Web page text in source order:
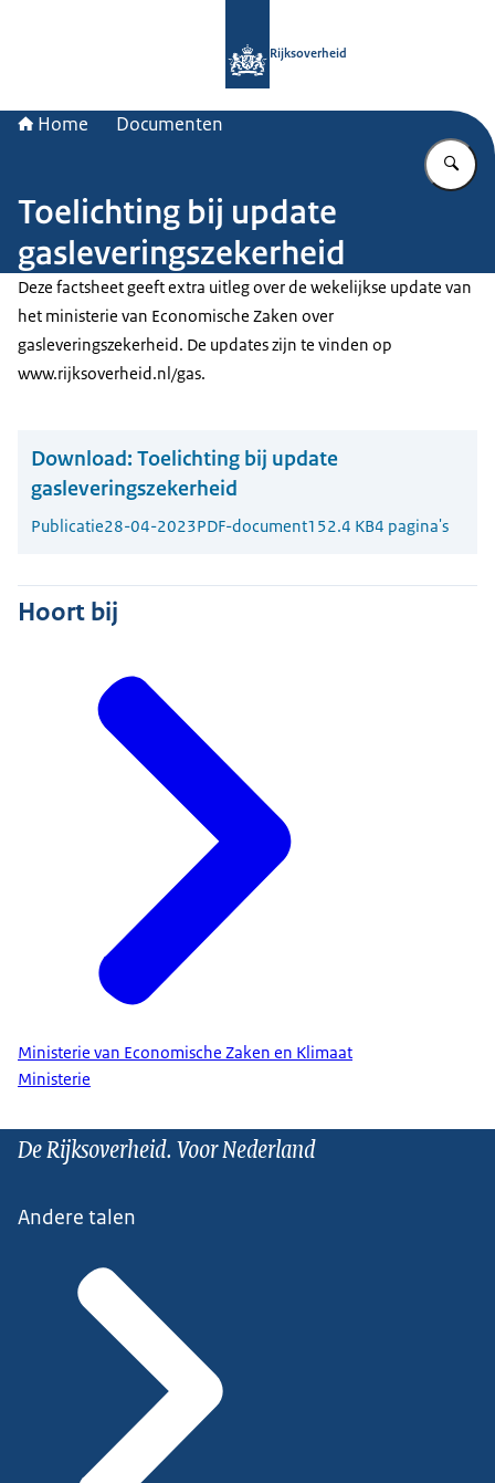
Rijksoverheid
Home Documenten
Toelichting bij update
gasleveringszekerheid
Deze factsheet geeft extra uitleg over de wekelijkse update van
het ministerie van Economische Zaken over
gasleveringszekerheid. De updates zijn te vinden op
www.rijksoverheid.nl/gas.
Download: Toelichting bij update
gasleveringszekerheid
Publicatie28-04-2023PDF-document152.4 KB4 pagina's
Hoort bij
Ministerie van Economische Zaken en Klimaat
Ministerie
De Rijksoverheid. Voor Nederland
Andere talen